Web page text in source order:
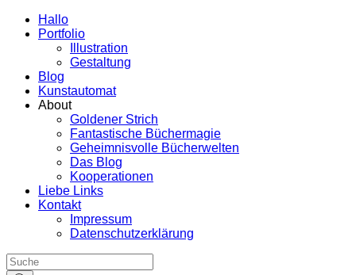
Hallo
Portfolio
Illustration
Gestaltung
Blog
Kunstautomat
About
Goldener Strich
Fantastische Büchermagie
Geheimnisvolle Bücherwelten
Das Blog
Kooperationen
Liebe Links
Kontakt
Impressum
Datenschutzerklärung